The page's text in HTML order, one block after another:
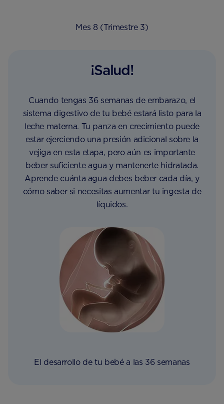
Mes 8 (Trimestre 3)
¡Salud!
Cuando tengas 36 semanas de embarazo, el
sistema digestivo de tu bebé estará listo para la
leche materna. Tu panza en crecimiento puede
estar ejerciendo una presión adicional sobre la
vejiga en esta etapa, pero aún es importante
beber suficiente agua y mantenerte hidratada.
Aprende cuánta agua debes beber cada día, y
cómo saber si necesitas aumentar tu ingesta de
líquidos.
El desarrollo de tu bebé a las 36 semanas